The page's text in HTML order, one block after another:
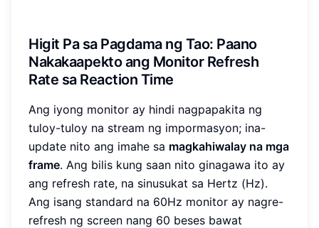
Higit Pa sa Pagdama ng Tao: Paano
Nakakaapekto ang Monitor Refresh
Rate sa Reaction Time
Ang iyong monitor ay hindi nagpapakita ng
tuloy-tuloy na stream ng impormasyon; ina-
update nito ang imahe sa magkahiwalay na mga
frame. Ang bilis kung saan nito ginagawa ito ay
ang refresh rate, na sinusukat sa Hertz (Hz).
Ang isang standard na 60Hz monitor ay nagre-
refresh ng screen nang 60 beses bawat